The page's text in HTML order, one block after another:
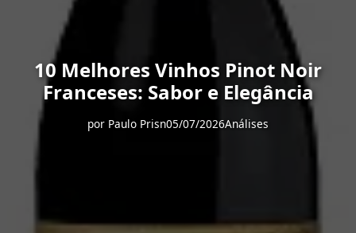
10 Melhores Vinhos Pinot Noir
Franceses: Sabor e Elegância
por Paulo Prisn05/07/2026Análises